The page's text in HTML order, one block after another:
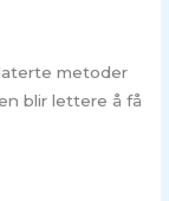
metoder
blir lettere å få